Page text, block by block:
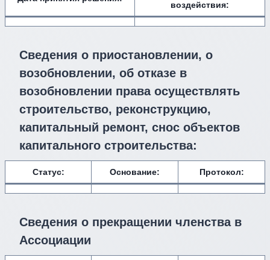
воздействия:
Сведения о приостановлении, о
возобновлении, об отказе в
возобновлении права осуществлять
строительство, реконструкцию,
капитальный ремонт, снос объектов
капитального строительства:
Статус: Основание: Протокол:
Сведения о прекращении членства в
Ассоциации